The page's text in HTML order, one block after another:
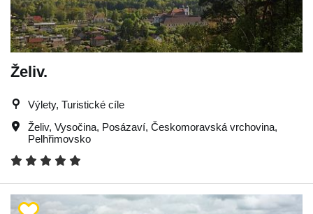
Želiv.
Výlety, Turistické cíle
Želiv, Vysočina, Posázaví, Českomoravská vrchovina,
Pelhřimovsko